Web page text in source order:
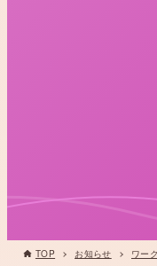
TOP お知らせ ワー